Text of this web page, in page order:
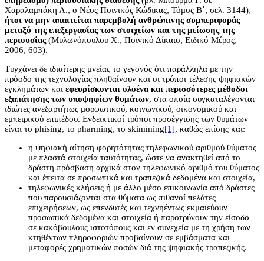
Χαραλαμπάκη Α., ο Νέος Ποινικός Κώδικας, Τόμος Β΄, σελ. 3144),
ήτοι να μην απαιτείται παρεμβολή ανθρώπινης συμπεριφοράς
μεταξύ της επεξεργασίας των στοιχείων και της μείωσης της
περιουσίας(Μυλωνόπουλου X., Ποινικό Δίκαιο, Ειδικό Μέρος,
2006, 603).
Τυγχάνει δε ιδιαίτερης μνείας το γεγονός ότι παράλληλα με την
πρόοδο της τεχνολογίας πληθαίνουν και οι τρόποι τέλεσης ψηφιακών
εγκλημάτων και εφευρίσκονται ολοένα και περισσότερες μέθοδοι
εξαπάτησης των υποψηφίων θυμάτων, στα οποία συγκαταλέγονται
ιδιώτες ανεξαρτήτως μορφωτικού, κοινωνικού, οικονομικού και
εμπειρικού επιπέδου. Ενδεικτικοί τρόποι προσέγγισης των θυμάτων
είναι το phising, το pharming, το skimming[1], καθώς επίσης και:
η ψηφιακή αίτηση φορητότητας τηλεφωνικού αριθμού θύματος
με πλαστά στοιχεία ταυτότητας, ώστε να ανακτηθεί από το
δράστη πρόσβαση αρχικά στον τηλεφωνικό αριθμό του θύματος
και έπειτα σε προσωπικά και τραπεζικά δεδομένα και στοιχεία,
τηλεφωνικές κλήσεις ή με άλλο μέσο επικοινωνία από δράστες
που παρουσιάζονται στα θύματα ως πιθανοί πελάτες
επιχειρήσεων, ως επενδυτές και τεχνηέντως εκμαιεύουν
προσωπικά δεδομένα και στοιχεία ή παροτρύνουν την είσοδο
σε κακόβουλους ιστοτόπους και εν συνεχεία με τη χρήση των
κτηθέντων πληροφοριών προβαίνουν σε εμβάσματα και
μεταφορές χρηματικών ποσών διά της ψηφιακής τραπεζικής.